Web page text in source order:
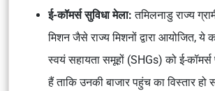
ई-कॉमर्स सुविधा मेला:तमिलनाडु राज्य
मिशन जैसे राज्य मिशनों द्वारा आयोजित, ये
स्वयं सहायता समूहों (SHGs) को ई-
हैं ताकि उनकी बाजार पहुंच का विस्तार हो